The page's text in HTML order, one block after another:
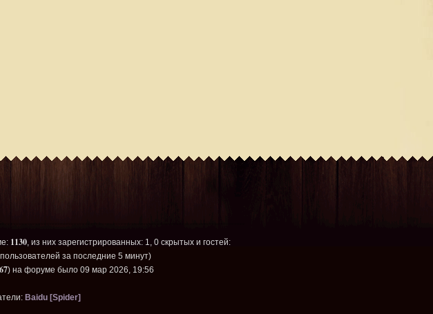
1130, из них зарегистрированных: 1, 0 скрытых и гостей:
за последние 5 минут)
) на форуме было 09 мар 2026, 19:56
Baidu [Spider]